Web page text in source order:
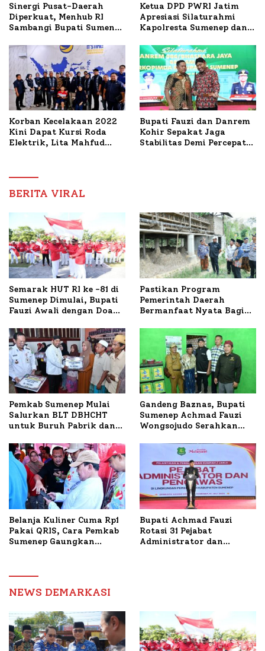
Sinergi Pusat-Daerah
Diperkuat, Menhub RI
Sambangi Bupati Sumenep
Mutiara Sentosa II
Ketua DPD PWRI Jatim
Apresiasi Silaturahmi
Kapolresta Sumenep dan
Ideal Polri-Pers
Korban Kecelakaan 2022
Kini Dapat Kursi Roda
Elektrik, Lita Mahfud
Nabil
Bupati Fauzi dan Danrem
Kohir Sepakat Jaga
Stabilitas Demi Percepat
BERITA VIRAL
Semarak HUT RI ke -81 di
Sumenep Dimulai, Bupati
Fauzi Awali dengan Doa
Terbakar
Pastikan Program
Pemerintah Daerah
Bermanfaat Nyata Bagi
Sumenep Tinjau Langsung
Budidaya Lele dan Ayam
Petelur di Desa Bataal
Timur
Pemkab Sumenep Mulai
Salurkan BLT DBHCHT
untuk Buruh Pabrik dan
Gandeng Baznas, Bupati
Sumenep Achmad Fauzi
Wongsojudo Serahkan
Dua Kecamatan
Belanja Kuliner Cuma Rp1
Pakai QRIS, Cara Pemkab
Sumenep Gaungkan
Bupati Achmad Fauzi
Rotasi 31 Pejabat
Administrator dan
NEWS DEMARKASI